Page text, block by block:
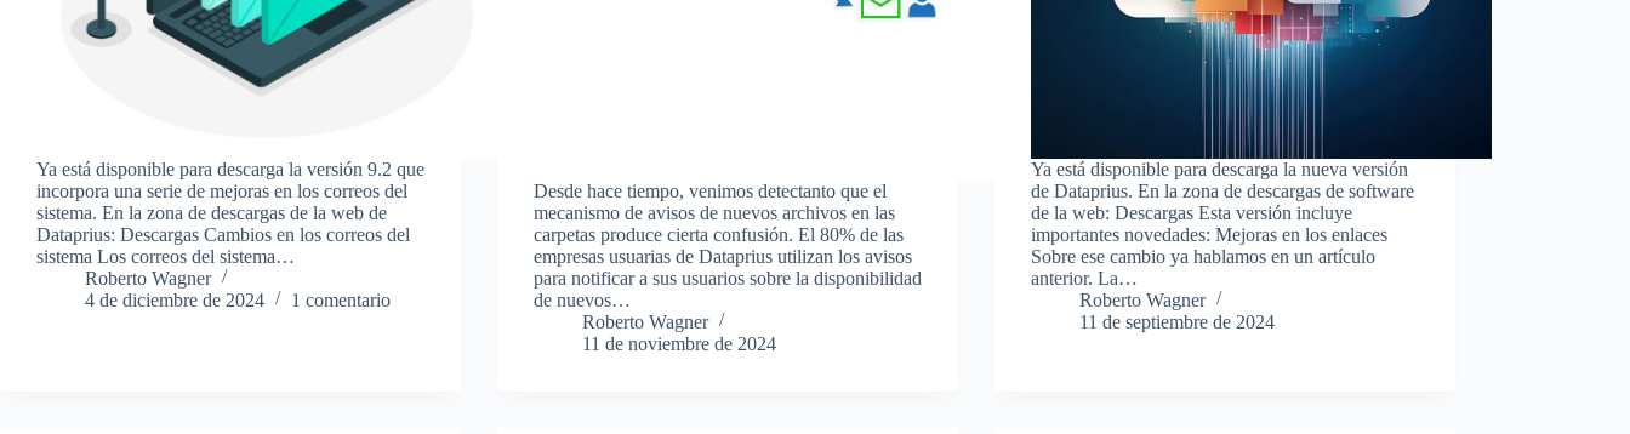
Ya está disponible para descarga la versión 9.2 que
incorpora una serie de mejoras en los correos del
sistema. En la zona de descargas de la web de
Dataprius: Descargas Cambios en los correos del
sistema Los correos del sistema…
Roberto Wagner
4 de diciembre de 2024
1 comentario
Desde hace tiempo, venimos detectanto que el
mecanismo de avisos de nuevos archivos en las
carpetas produce cierta confusión. El 80% de las
empresas usuarias de Dataprius utilizan los avisos
para notificar a sus usuarios sobre la disponibilidad
de nuevos…
Roberto Wagner
11 de noviembre de 2024
Ya está disponible para descarga la nueva versión
de Dataprius. En la zona de descargas de software
de la web: Descargas Esta versión incluye
importantes novedades: Mejoras en los enlaces
Sobre ese cambio ya hablamos en un artículo
anterior. La…
Roberto Wagner
11 de septiembre de 2024